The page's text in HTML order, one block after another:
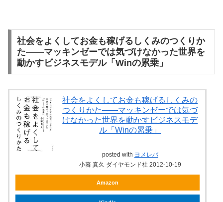
社会をよくしてお金も稼げるしくみのつくりか
た――マッキンゼーでは気づけなかった世界を
動かすビジネスモデル「Winの累乗」
社会をよくしてお金も稼げるしくみの
つくりかた――マッキンゼーでは気づ
けなかった世界を動かすビジネスモデ
ル「Winの累乗」
posted with ヨメレバ
小暮 真久 ダイヤモンド社 2012-10-19
Amazon